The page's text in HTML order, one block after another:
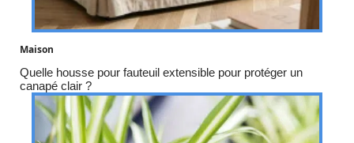
Maison
Quelle housse pour fauteuil extensible pour protéger un
canapé clair ?